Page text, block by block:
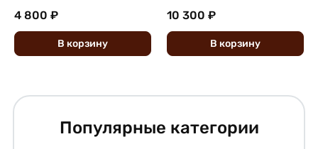
4 800 ₽
В корзину
10 300 ₽
В корзину
Популярные категории